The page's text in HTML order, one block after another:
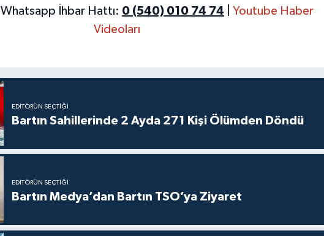
Whatsapp İhbar Hattı: 0 (540) 010 74 74
Youtube Haber
Videoları
EDITÖRÜN SEÇTIĞI
Bartın Sahillerinde 2 Ayda 271 Kişi Ölümden Döndü
EDITÖRÜN SEÇTIĞI
Bartın Medya’dan Bartın TSO’ya Ziyaret